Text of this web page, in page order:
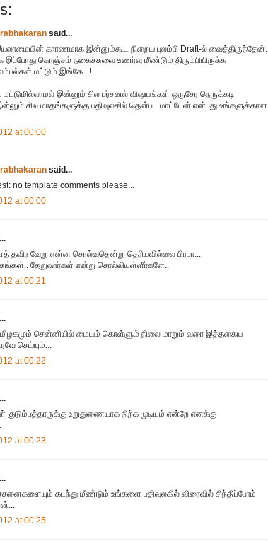
said...
காரணமாக இன்னும்கூட நிறைய புலம்பி Draft-ல் வைத்திருந்தேன்.
கொஞ்சம் நகைச்சுவை உணர்வு மீண்டும் திரும்பியிருக்க
மட்டும் இங்கே...!
இன்னும் சில பர்சனல் விஷயங்கள் ஒருசேர நெருக்கடி
சில மாதங்களுக்கு பதிவுலகில் தென்பட மாட்டேன் என்பது உங்களுக்கான
at 00:00
said...
no template comments please...
at 00:00
தவிர வேறு என்ன சொல்வதென்று தெரியவில்லை பிரபா...
தேறுவார்கள் என்று சொல்லியுள்ளீர்களே..
at 00:21
சென்னியில் மையம் கொள்ளும் நிலை மாறும் வரை இத்தகைய
செய்யும்...
at 00:22
உறுதுணையாக நிற்க முடியும் என்றே எனக்கு
at 00:23
கடந்து மீண்டும் உங்களை பதிவுலகில் விரைவில் சிந்திப்போம்
at 00:25